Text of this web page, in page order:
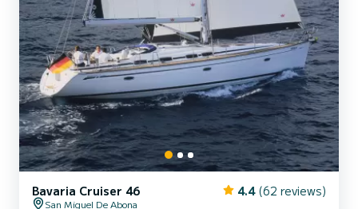
Bavaria Cruiser 46 4.4 (62 reviews)
San Miguel De Abona